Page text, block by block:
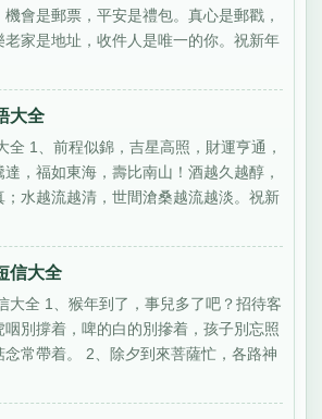
會是郵票，平安是禮包。真心是郵戳，
老家是地址，收件人是唯一的你。祝新年
大全
全 1、前程似錦，吉星高照，財運亨通，
，福如東海，壽比南山！酒越久越醇，
；水越流越清，世間滄桑越流越淡。祝新
信大全
大全 1、猴年到了，事兒多了吧？招待客
咽別撐着，啤的白的別摻着，孩子別忘照
念常帶着。 2、除夕到來菩薩忙，各路神